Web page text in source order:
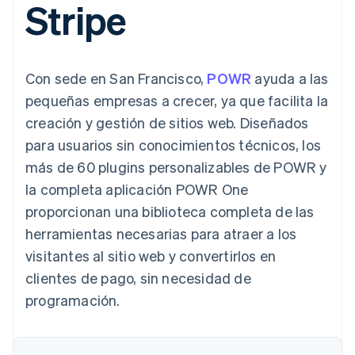
Métodos de
pago
Acceso a más
Pagos en
Authorization
Boost
Optimizaciones
de aceptación
Link
compra
acelerado
Financial
Connections
Datos de ctas.
financieras
personalizados
Sincronización
de datos
Product roadmap
aplicación
Marketplaces
Gestión del dinero
Por sector
Empresas de IA
Economía de los
creadores
Videojuegos
Hostelería, viajes y ocio
Seguros
Medios de
comunicación y
Entidades sin ánimo de
Servicios para
suscripciones
Ofrecer facturación
basada en el consumo
Aprovisiona y gestiona
servicios con agentes
Recursos
Integraciones de
aplicaciones
Blog de
desarrolladores
Estado de la API
Hoja de ruta del
nuestro evento anual
Sala de prensa
Stripe Press
Contacta con ventas
Conviértete en socio
Stripe
Con sede en San Francisco, POWR ayuda a las
pequeñas empresas a crecer, ya que facilita la
creación y gestión de sitios web. Diseñados
para usuarios sin conocimientos técnicos, los
más de 60 plugins personalizables de POWR y
la completa aplicación POWR One
proporcionan una biblioteca completa de las
herramientas necesarias para atraer a los
visitantes al sitio web y convertirlos en
clientes de pago, sin necesidad de
programación.